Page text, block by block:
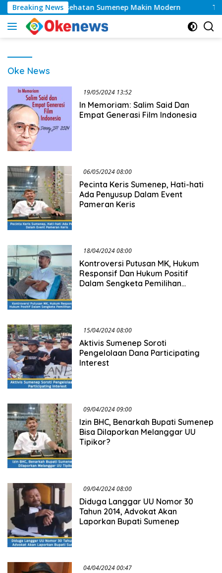
Langsung
ke
konten
Breaking News
Layanan Kesehatan Sumenep Makin Modern
Oke News
19/05/2024 13:52
In Memoriam: Salim Said Dan
Empat Generasi Film Indonesia
06/05/2024 08:00
Pecinta Keris Sumenep, Hati-hati
Ada Penyusup Dalam Event
Pameran Keris
18/04/2024 08:00
Kontroversi Putusan MK, Hukum
Responsif Dan Hukum Positif
Dalam Sengketa Pemilihan
15/04/2024 08:00
Aktivis Sumenep Soroti
Pengelolaan Dana Participating
Interest
09/04/2024 09:00
Izin BHC, Benarkah Bupati Sumenep
Bisa Dilaporkan Melanggar UU
Tipikor?
09/04/2024 08:00
Diduga Langgar UU Nomor 30
Tahun 2014, Advokat Akan
Laporkan Bupati Sumenep
04/04/2024 00:47